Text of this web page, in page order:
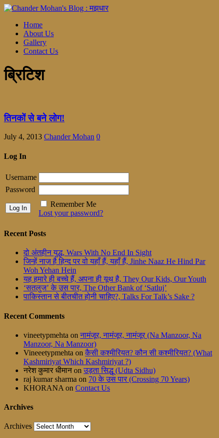
Home
About Us
Gallery
Contact Us
ब्रिटिश
तिनकों से बने लोग!
July 4, 2013 Chander Mohan 0
Log In
Username
Password
Remember Me
Lost your password?
Recent Posts
दो अंतहीन युद्ध, Wars With No End In Sight
जिन्हें नाज़ है हिन्द पर वो यहाँ हैं, यहाँ हैं, Jinhe Naaz He Hind Par
Woh Yehan Hein
यह हमारे ही बच्चे हैं, अपना ही यूथ है, They Our Kids, Our Youth
‘सतलुज’ के उस पार, The Other Bank of ‘Satluj’
पाकिस्तान से बीतचीत होनी चाहिए?, Talks For Talk’s Sake ?
Recent Comments
vineetypmehta on नामंजूर, नामंजूर, नामंजूर (Na Manzoor, Na
Manzoor, Na Manzoor)
Vineeetypmehta on कैसी कश्मीरियत? कौन सी कश्मीरियत? (What
Kashmiriyat Which Kashmiriyat ?)
नरेश कुमार धीमानon उड़ता सिद्धू (Udta Sidhu)
raj kumar sharma on 70 के उस पार (Crossing 70 Years)
KHORANA on Contact Us
Archives
Archives